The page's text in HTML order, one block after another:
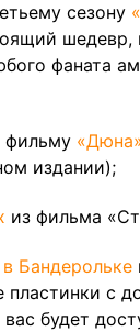
сезону
шедевр,
фаната
фильму
издании);
из фильма
Бандерольке
пластинки с
будет